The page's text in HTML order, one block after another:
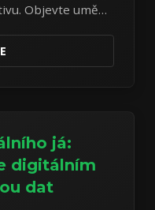
Objevte umění
já:
digitálním
dat